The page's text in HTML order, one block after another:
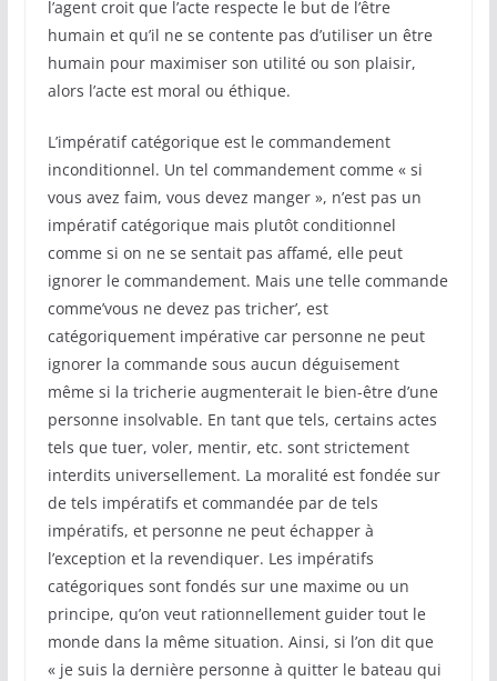
l’agent croit que l’acte respecte le but de l’être
humain et qu’il ne se contente pas d’utiliser un être
humain pour maximiser son utilité ou son plaisir,
alors l’acte est moral ou éthique.
L’impératif catégorique est le commandement
inconditionnel. Un tel commandement comme « si
vous avez faim, vous devez manger », n’est pas un
impératif catégorique mais plutôt conditionnel
comme si on ne se sentait pas affamé, elle peut
ignorer le commandement. Mais une telle commande
comme’vous ne devez pas tricher’, est
catégoriquement impérative car personne ne peut
ignorer la commande sous aucun déguisement
même si la tricherie augmenterait le bien-être d’une
personne insolvable. En tant que tels, certains actes
tels que tuer, voler, mentir, etc. sont strictement
interdits universellement. La moralité est fondée sur
de tels impératifs et commandée par de tels
impératifs, et personne ne peut échapper à
l’exception et la revendiquer. Les impératifs
catégoriques sont fondés sur une maxime ou un
principe, qu’on veut rationnellement guider tout le
monde dans la même situation. Ainsi, si l’on dit que
« je suis la dernière personne à quitter le bateau qui